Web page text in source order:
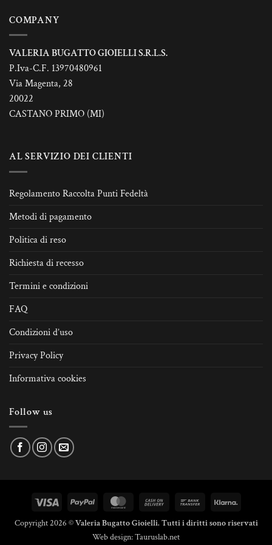
prodotto
COMPANY
VALERIA BUGATTO GIOIELLI S.R.L.S.
P.Iva-C.F. 13970480961
Via Magenta, 28
20022
CASTANO PRIMO (MI)
AL SERVIZIO DEI CLIENTI
Regolamento Raccolta Punti Fedeltà
Metodi di pagamento
Politica di reso
Richiesta di recesso
Termini e condizioni
FAQ
Condizioni d’uso
Privacy Policy
Informativa cookies
Follow us
Visa PayPal MasterCard
Cash
Delivery
Bank
Copyright 2026 ©Valeria Bugatto Gioielli. Tutti i diritti sono riservati
Web design:Tauruslab.net